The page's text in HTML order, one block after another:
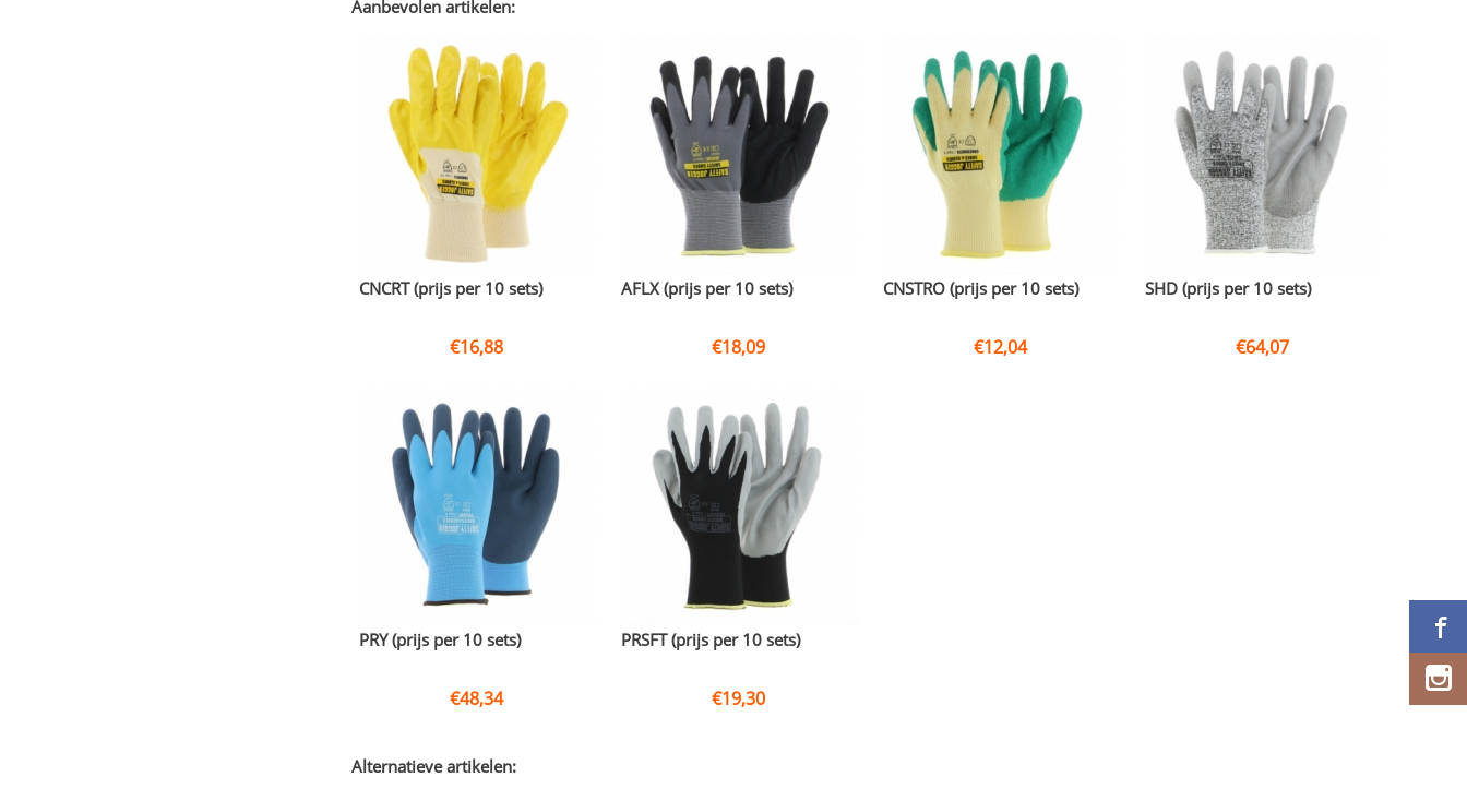
Aanbevolen artikelen:
CNCRT (prijs per 10 sets)
€16,88
AFLX (prijs per 10 sets)
€18,09
CNSTRO (prijs per 10 sets)
€12,04
SHD (prijs per 10 sets)
€64,07
PRY (prijs per 10 sets)
€48,34
PRSFT (prijs per 10 sets)
€19,30
Alternatieve artikelen: